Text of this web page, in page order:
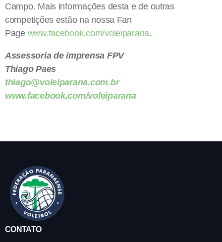
Campo. Mais informações desta e de outras
competições estão na nossa Fan
Page www.facebook.com/voleiparana.
Assessoria de imprensa FPV
Thiago Paes
thiago@voleiparana.com.br
www.facebook.com/voleiparana
CONTATO